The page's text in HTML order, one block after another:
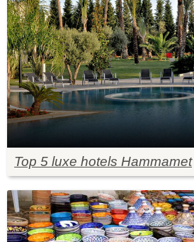
Top 5 luxe hotels Hammamet